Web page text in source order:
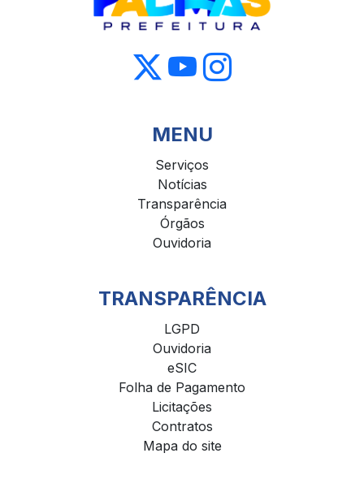
MENU
Serviços
Notícias
Transparência
Órgãos
Ouvidoria
TRANSPARÊNCIA
LGPD
Ouvidoria
eSIC
Folha de Pagamento
Licitações
Contratos
Mapa do site